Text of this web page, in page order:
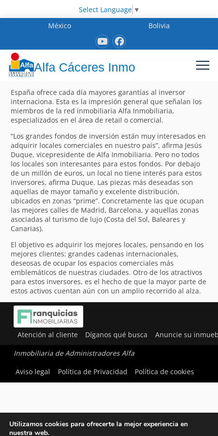
Select Language ▼
México
Bolivia
Alfa Cáceres Inmo
España ofrece cada día mayores garantías al inversor
internaciona. Esta es la impresión general que señalan los
miembros de la red inmobiliaria Alfa Inmobiliaria,
especializados en el área de retail o comercial.
“Los grandes fondos de inversión están muy interesados en
adquirir locales comerciales en nuestro país”, afirma Jesús
Duque, vicepresidente de Alfa Inmobiliaria. Pero no todos
los locales son interesantes para estos fondos. Por debajo
de un millón de euros, un local no tiene interés para estos
inversores, afirma Duque. Las piezas más deseadas son
aquellas de mayor tamaño y excelente distribución,
ubicados en zonas “prime”. Concretamente las que ocupan
las mejores calles de Madrid, Barcelona, y aquellas zonas
asociadas al turismo de lujo (Costa del Sol, Baleares y
Canarias).
El objetivo es adquirir los mejores locales, pensando en los
mejores clientes: grandes cadenas internacionales,
deseosas de ocupar los espacios comerciales más
emblemáticos de nuestras ciudades. Otro de los atractivos
para estos inversores, es el hecho de que la mayor parte de
estos activos cuentan aún con un amplio recorrido al alza.
Atención al cliente Díganos qué busca Anuncie su
Inmobiliaria de Administradores Alfa
Aviso legal
Política de Privacidad Política de cookies
Utilizamos cookies para ofrecerte la mejor experiencia en
nuestra web.